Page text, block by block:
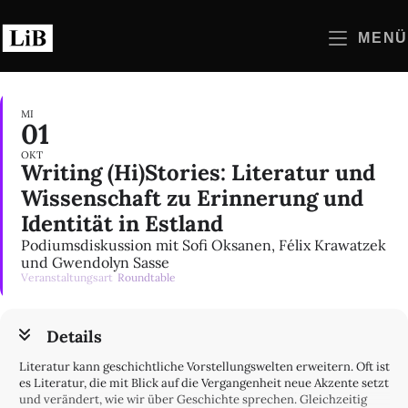
Inhalt
springen
MENÜ
MI
01
OKT
Writing (Hi)Stories: Literatur und
Wissenschaft zu Erinnerung und
Identität in Estland
Podiumsdiskussion mit Sofi Oksanen, Félix Krawatzek
und Gwendolyn Sasse
Veranstaltungsart Roundtable
Details
Literatur kann geschichtliche Vorstellungswelten erweitern. Oft ist
es Literatur, die mit Blick auf die Vergangenheit neue Akzente setzt
und verändert, wie wir über Geschichte sprechen. Gleichzeitig